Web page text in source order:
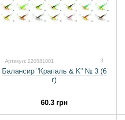
Артикул: 220681001 3
Балансир "Крапаль & K" № 3 (6
г)
60.3 грн